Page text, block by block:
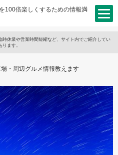
100倍楽しくするための情報満
休業や営業時間短縮など、サイト内でご紹介してい
ます。
・周辺グルメ情報教えます